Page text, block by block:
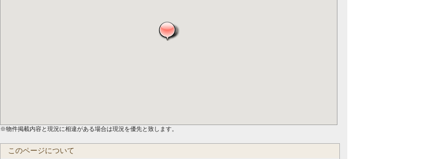
※物件掲載内容と現況に相違がある場合は現況を優先と致します。
このページについて